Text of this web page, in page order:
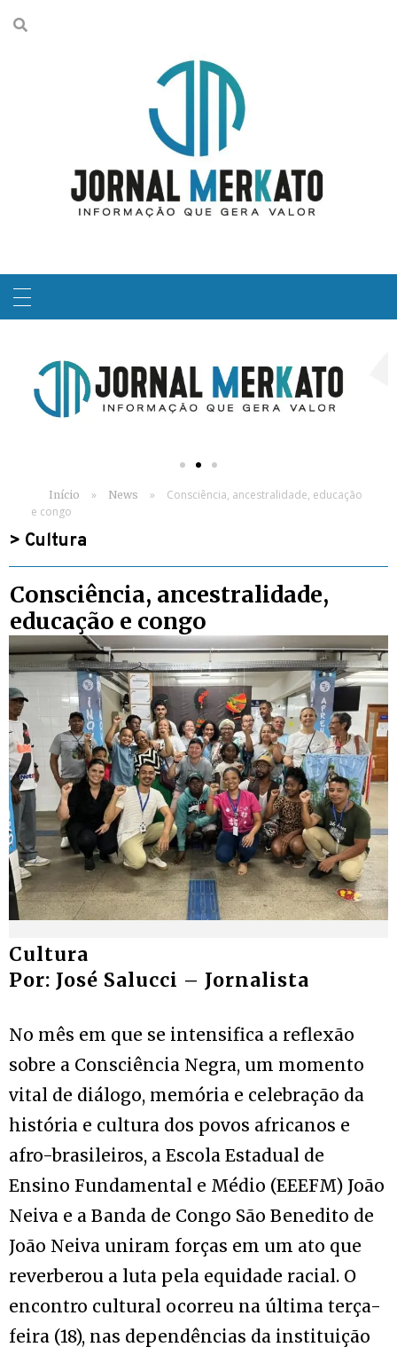
Início » News »
Consciência, ancestralidade, educação
e congo
> Cultura
Consciência, ancestralidade,
educação e congo
Cultura
Por: José Salucci – Jornalista
No mês em que se intensifica a reflexão
sobre a Consciência Negra, um momento
vital de diálogo, memória e celebração da
história e cultura dos povos africanos e
afro-brasileiros, a Escola Estadual de
Ensino Fundamental e Médio (EEEFM) João
Neiva e a Banda de Congo São Benedito de
João Neiva uniram forças em um ato que
reverberou a luta pela equidade racial. O
encontro cultural ocorreu na última terça-
feira (18), nas dependências da instituição